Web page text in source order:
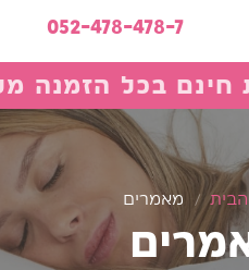
052-478-478-7
בכל הזמנה מעל
/ מאמרים